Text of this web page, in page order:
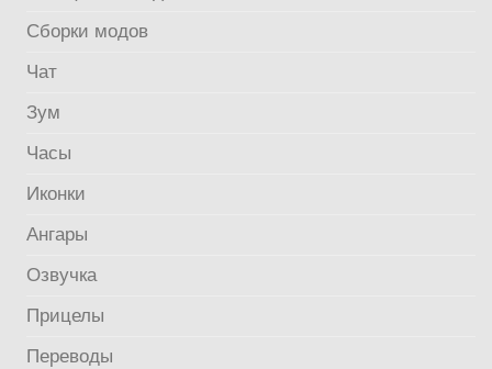
Сборки модов
Чат
Зум
Часы
Иконки
Ангары
Озвучка
Прицелы
Переводы